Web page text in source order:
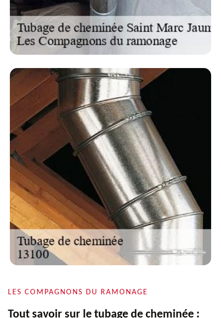
LES COMPAGNONS DU RAMONAGE
Tout savoir sur le tubage de cheminée :